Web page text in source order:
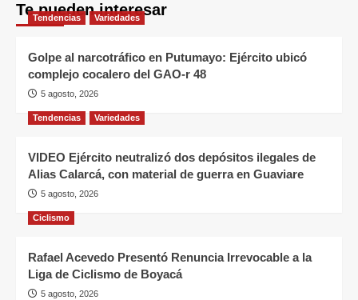
Te pueden interesar
Tendencias Variedades
Golpe al narcotráfico en Putumayo: Ejército ubicó
complejo cocalero del GAO-r 48
5 agosto, 2026
Tendencias Variedades
VIDEO Ejército neutralizó dos depósitos ilegales de
Alias Calarcá, con material de guerra en Guaviare
5 agosto, 2026
Ciclismo
Rafael Acevedo Presentó Renuncia Irrevocable a la
Liga de Ciclismo de Boyacá
5 agosto, 2026